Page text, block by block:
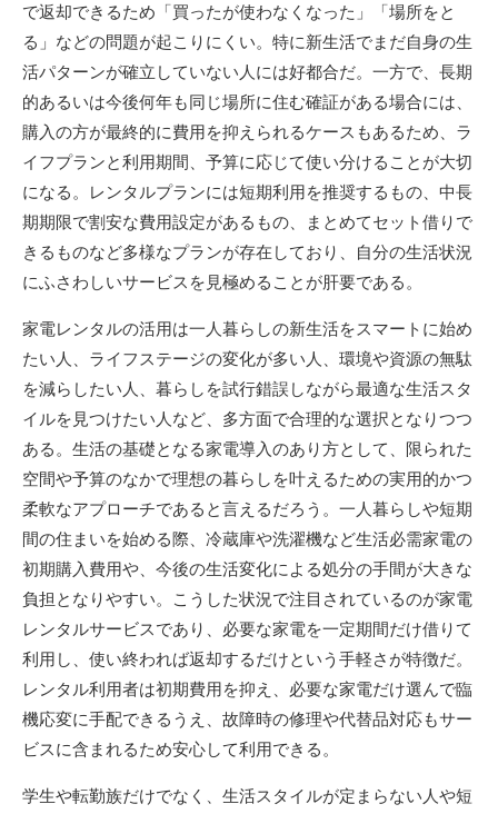
で返却できるため「買ったが使わなくなった」「場所をと
る」などの問題が起こりにくい。特に新生活でまだ自身の生
活パターンが確立していない人には好都合だ。一方で、長期
的あるいは今後何年も同じ場所に住む確証がある場合には、
購入の方が最終的に費用を抑えられるケースもあるため、ラ
イフプランと利用期間、予算に応じて使い分けることが大切
になる。レンタルプランには短期利用を推奨するもの、中長
期期限で割安な費用設定があるもの、まとめてセット借りで
きるものなど多様なプランが存在しており、自分の生活状況
にふさわしいサービスを見極めることが肝要である。
家電レンタルの活用は一人暮らしの新生活をスマートに始め
たい人、ライフステージの変化が多い人、環境や資源の無駄
を減らしたい人、暮らしを試行錯誤しながら最適な生活スタ
イルを見つけたい人など、多方面で合理的な選択となりつつ
ある。生活の基礎となる家電導入のあり方として、限られた
空間や予算のなかで理想の暮らしを叶えるための実用的かつ
柔軟なアプローチであると言えるだろう。一人暮らしや短期
間の住まいを始める際、冷蔵庫や洗濯機など生活必需家電の
初期購入費用や、今後の生活変化による処分の手間が大きな
負担となりやすい。こうした状況で注目されているのが家電
レンタルサービスであり、必要な家電を一定期間だけ借りて
利用し、使い終われば返却するだけという手軽さが特徴だ。
レンタル利用者は初期費用を抑え、必要な家電だけ選んで臨
機応変に手配できるうえ、故障時の修理や代替品対応もサー
ビスに含まれるため安心して利用できる。
学生や転勤族だけでなく、生活スタイルが定まらない人や短